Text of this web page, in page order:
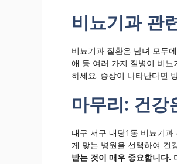
비뇨기과 관
비뇨기과 질환은 남녀 모두
애 등 여러 가지 질병이 비
하세요. 증상이 나타난다면
마무리: 건강
대구 서구 내당1동 비뇨기
게 맞는 병원을 선택하여 건
받는 것이 매우 중요합니다.